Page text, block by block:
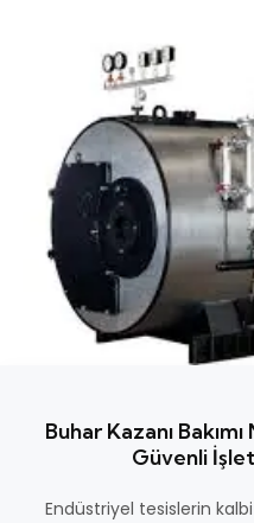
Buhar Kazanı
Güvenli
Endüstriyel tesislerin